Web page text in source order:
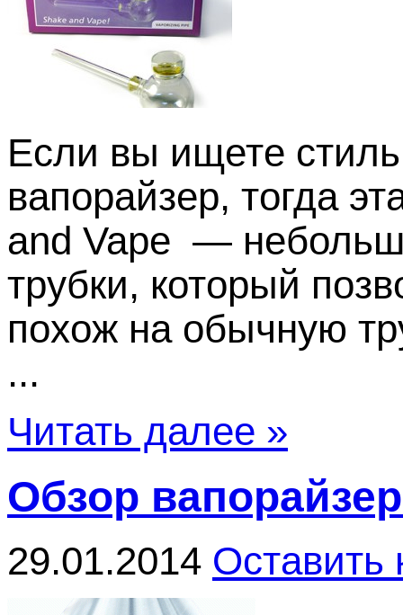
Если вы ищете
вапорайзер, тогда
and Vape —
трубки, который
похож на обычную
...
Читать далее »
Обзор
29.01.2014 Оставить